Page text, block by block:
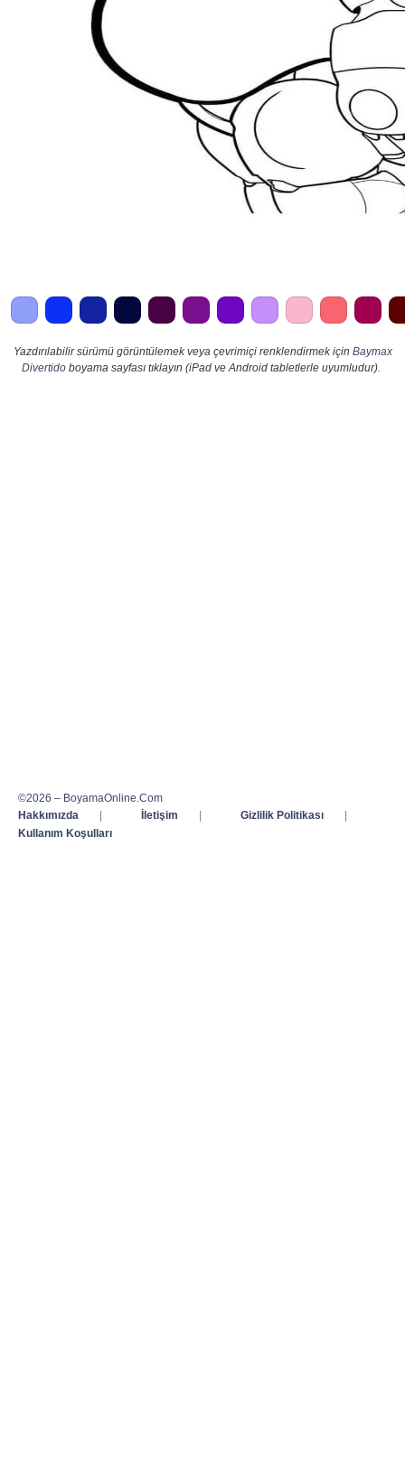
Yazdırılabilir sürümü görüntülemek veya çevrimiçi renklendirmek için Baymax
Divertido boyama sayfası tıklayın (iPad ve Android tabletlerle uyumludur).
©2026 – BoyamaOnline.Com
Hakkımızda
| İletişim | Gizlilik Politikası
|
Kullanım Koşulları